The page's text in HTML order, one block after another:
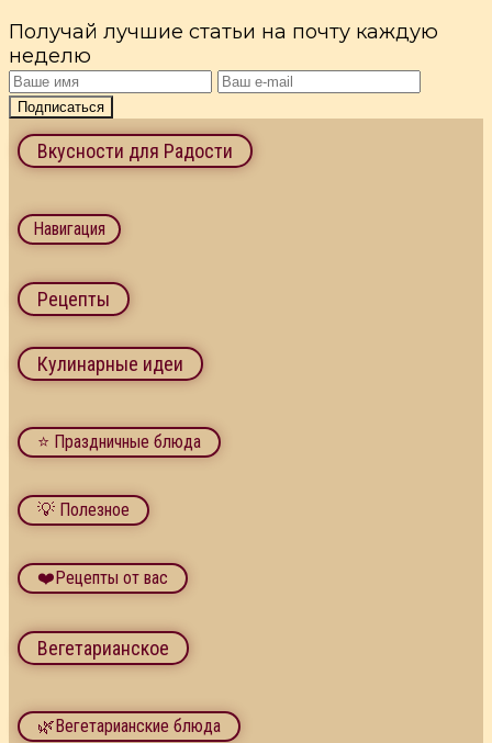
Получай лучшие статьи на почту каждую
неделю
Подписаться
Вкусности для Радости
Навигация
Рецепты
Кулинарные идеи
⭐ Праздничные блюда
💡 Полезное
❤️Рецепты от вас
Вегетарианское
🌿Вегетарианские блюда